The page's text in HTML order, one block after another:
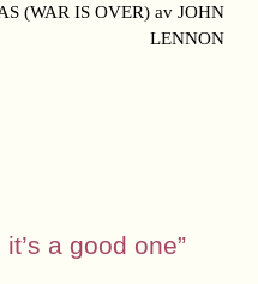
(WAR IS OVER) av JOHN
LENNON
a good one”